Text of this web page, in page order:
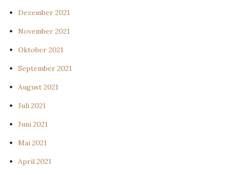
Dezember 2021
November 2021
Oktober 2021
September 2021
August 2021
Juli 2021
Juni 2021
Mai 2021
April 2021